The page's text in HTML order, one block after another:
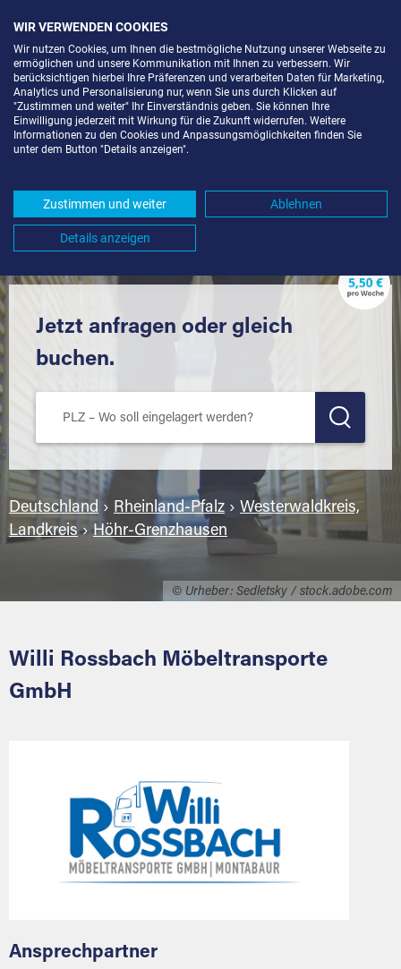
© Urheber: Sedletsky / stock.adobe.com
SELF STORAGE IN HÖHR-
UMGEBUNG *
Komfortabel einlagern mit Extraraum
Jetzt anfragen oder gleich
buchen.
Deutschland › Rheinland-Pfalz › Westerwaldkreis,
Landkreis›Höhr-Grenzhausen
Willi Rossbach Möbeltransporte
GmbH
Ansprechpartner
WIR VERWENDEN COOKIES
Wir nutzen Cookies, um Ihnen die bestmögliche Nutzung unserer Webseite zu
ermöglichen und unsere Kommunikation mit Ihnen zu verbessern. Wir
berücksichtigen hierbei Ihre Präferenzen und verarbeiten Daten für Marketing,
Analytics und Personalisierung nur, wenn Sie uns durch Klicken auf
"Zustimmen und weiter" Ihr Einverständnis geben. Sie können Ihre
Einwilligung jederzeit mit Wirkung für die Zukunft widerrufen. Weitere
Informationen zu den Cookies und Anpassungsmöglichkeiten finden Sie
unter dem Button "Details anzeigen".
Zustimmen und weiter Ablehnen
Details anzeigen